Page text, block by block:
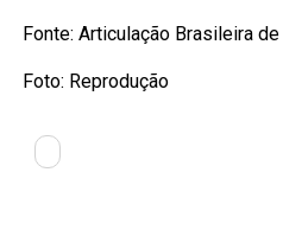
Fonte: Articulação Brasileira de
Foto: Reprodução